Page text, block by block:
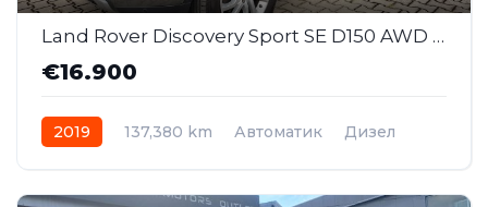
Land Rover Discovery Sport SE D150 AWD Business Edition AT (SAJ043)
€16.900
2019 137,380 km Автоматик
Дизел